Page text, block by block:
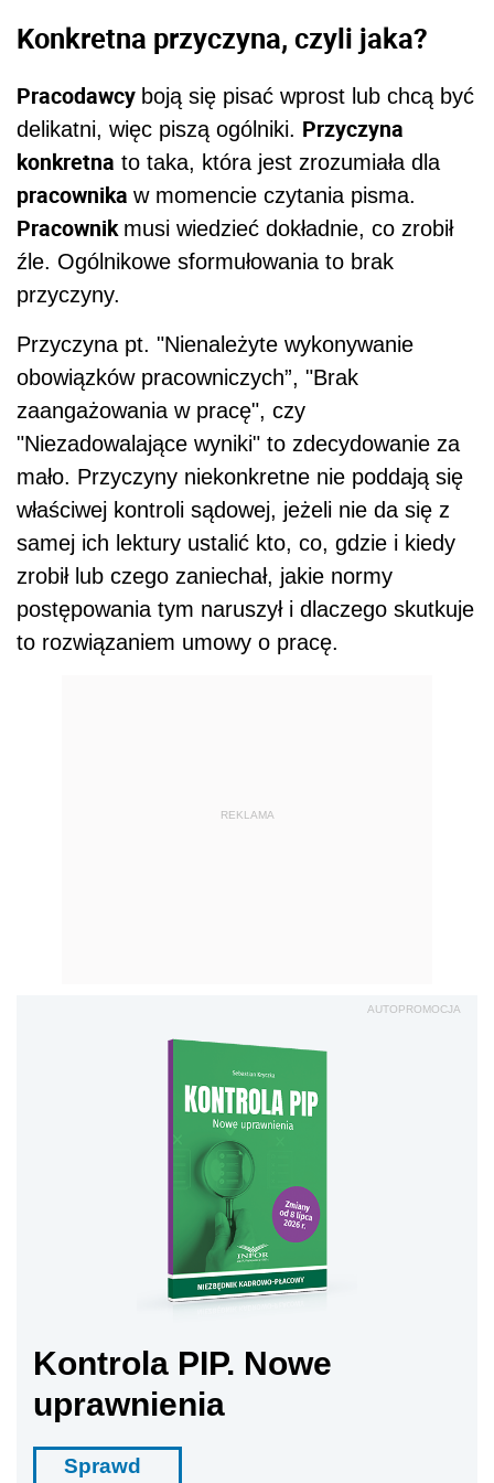
Konkretna przyczyna, czyli jaka?
Pracodawcy boją się pisać wprost lub chcą być
delikatni, więc piszą ogólniki. Przyczyna
konkretna to taka, która jest zrozumiała dla
pracownika w momencie czytania pisma.
Pracownik musi wiedzieć dokładnie, co zrobił
źle. Ogólnikowe sformułowania to brak
przyczyny.
Przyczyna pt. "Nienależyte wykonywanie
obowiązków pracowniczych”, "Brak
zaangażowania w pracę", czy
"Niezadowalające wyniki" to zdecydowanie za
mało. Przyczyny niekonkretne nie poddają się
właściwej kontroli sądowej, jeżeli nie da się z
samej ich lektury ustalić kto, co, gdzie i kiedy
zrobił lub czego zaniechał, jakie normy
postępowania tym naruszył i dlaczego skutkuje
to rozwiązaniem umowy o pracę.
REKLAMA
AUTOPROMOCJA
Kontrola PIP. Nowe
uprawnienia
Sprawd